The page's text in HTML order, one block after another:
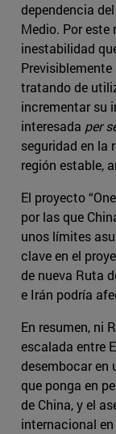
dependencia
Medio. Por este
inestabilidad
tratando de
incrementar su
interesada per
seguridad en la
región estable,
El proyecto
por las que
unos límites
clave en el
de nueva Ruta
e Irán podría
En resumen, ni
escalada entre
desembocar en
que ponga en
de China, y el
internacional